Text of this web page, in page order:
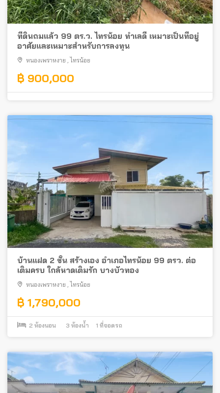
ที่ดินถมแล้ว 99 ตร.ว. ไทรน้อย ทำเลดี เหมาะเป็นที่อยู่
อาศัยและเหมาะสำหรับการลงทุน
หนองเพราหงาย , ไทรน้อย
฿ 900,000
บ้านแฝด 2 ชั้น สร้างเอง อำเภอไทรน้อย 99 ตรว. ต่อ
เติมครบ ใกล้หาดเติมรัก บางบัวทอง
หนองเพราหงาย ไทรน้อย
฿ 1,790,000
2 ห้องนอน 3 ห้องน้ำ 1 ที่จอดรถ